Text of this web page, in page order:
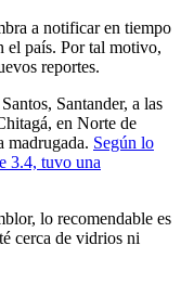
a notificar en tiempo
el país. Por tal motivo,
reportes.
Santander, a las
en Norte de
madrugada. Según lo
3.4, tuvo una
lo recomendable es
cerca de vidrios ni